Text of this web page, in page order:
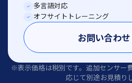
多言語対応
オフサイトトレーニング
お問い合わせ
※表示価格は税別です。追加センサー
応じて別途お見積り